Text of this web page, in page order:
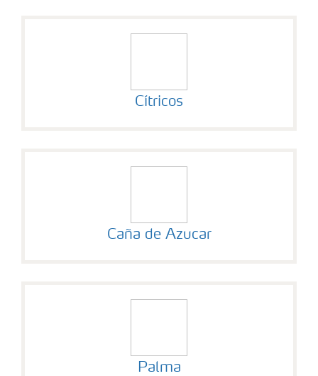
Cítricos
Caña de Azucar
Palma